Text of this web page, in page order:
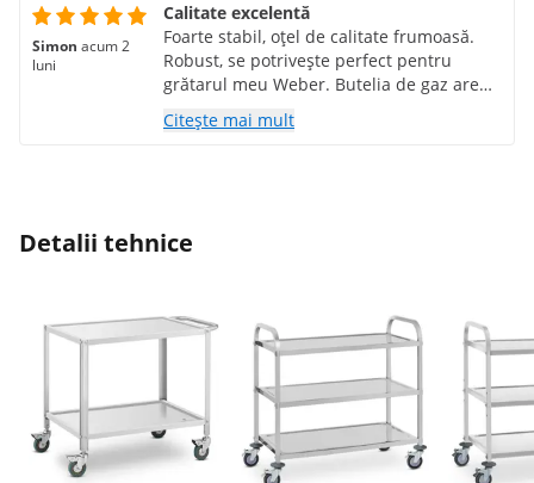
Simon acum 2
luni
Calitate excelentă
Foarte stabil, oțel de calitate frumoasă.
Robust, se potrivește perfect pentru
grătarul meu Weber. Butelia de gaz are
un loc ideal pe raftul inferior. Roțile se
blochează perfect. Sunt încântat de
Citește mai mult
Detalii tehnice